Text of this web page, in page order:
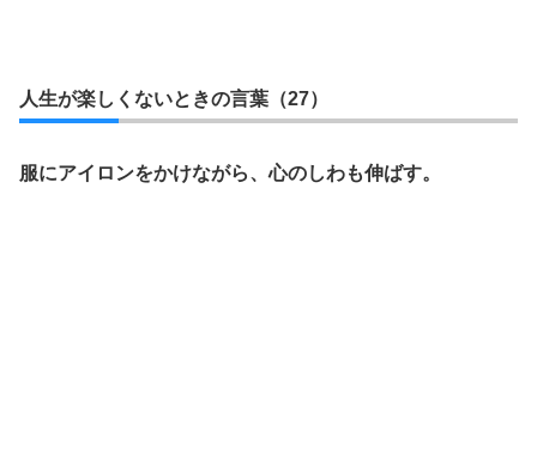
人生が楽しくないときの言葉（27）
服にアイロンをかけながら、心のしわも伸ばす。